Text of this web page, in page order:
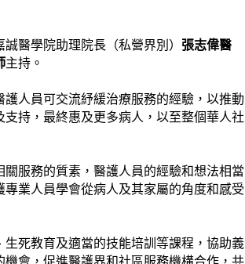
誠醫學院助理院長（私營界別） 張志偉醫
主持。
人員可交流紓緩治療服務的經驗，以推動
持，最終惠及更多病人，以至整個華人社
服務的質素，醫護人員的經驗和想法相當
業人員學會從病人及其家屬的角度和感受
死教育及適當的技能培訓等課程，協助義